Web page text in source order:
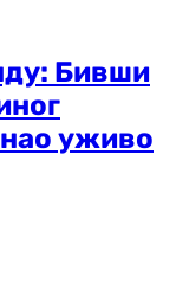
Бивши
уживо